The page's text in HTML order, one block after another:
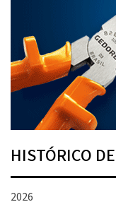
HISTÓRICO
2026